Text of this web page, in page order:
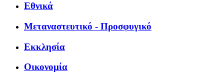
Εθνικά
Μεταναστευτικό - Προσφυγικό
Εκκλησία
Οικονομία